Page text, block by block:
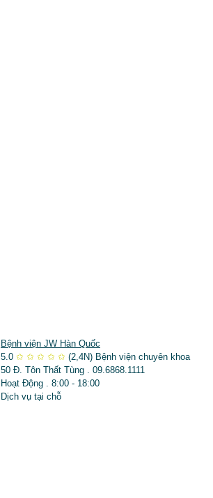
Bệnh viện JW Hàn Quốc
5.0 ✩ ✩ ✩ ✩ ✩ (2,4N) Bệnh viện chuyên khoa
50 Đ. Tôn Thất Tùng . 09.6868.1111
Hoạt Động . 8:00 - 18:00
Dịch vụ tại chỗ